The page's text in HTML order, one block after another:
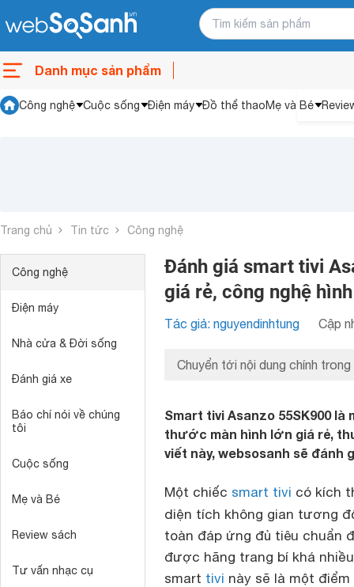
Danh mục sản phẩm
Công nghệ Cuộc sống Điện máy Đồ thể thaoMẹ và Bé
Trang chủ Tin tức Công nghệ
Công nghệ
Điện máy
Nhà cửa & Đời sống
Đánh giá xe
Báo chí nói về chúng
tôi
Cuộc sống
Mẹ và Bé
Review sách
Tư vấn nhạc cụ
Đánh giá smart tivi
giá rẻ, công nghệ
Tác giả: nguyendinhtung Cập
Chuyển tới nội dung chính trong
Smart tivi Asanzo 55SK900
thước màn hình lớn giá rẻ,
viết này, websosanh sẽ đánh
Một chiếc smart tivi có kích
diện tích không gian tương
toàn đáp ứng đủ tiêu chuẩn
được hãng trang bí khá
smart tivi này sẽ là một